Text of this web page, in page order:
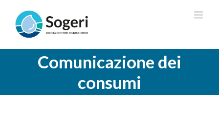
contenuto
Comunicazione dei
consumi